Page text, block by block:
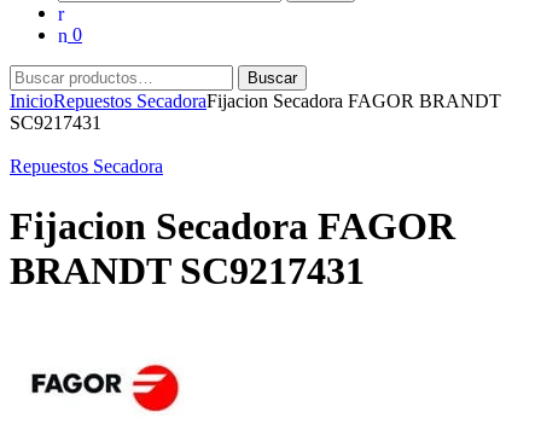
por:
0
Buscar
por:
Buscar
InicioRepuestos SecadoraFijacion Secadora FAGOR BRANDT
SC9217431
Repuestos Secadora
Fijacion Secadora FAGOR
BRANDT SC9217431